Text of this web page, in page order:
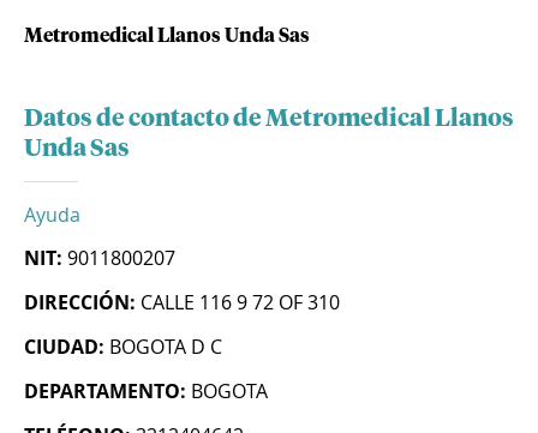
Metromedical Llanos Unda Sas
Datos de contacto de Metromedical Llanos
Unda Sas
Ayuda
NIT: 9011800207
DIRECCIÓN: CALLE 116 9 72 OF 310
CIUDAD: BOGOTA D C
DEPARTAMENTO: BOGOTA